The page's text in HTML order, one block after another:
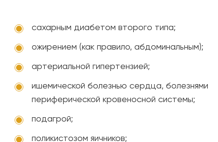
сахарным диабетом второго типа;
ожирением (как правило, абдоминальным);
артериальной гипертензией;
ишемической болезнью сердца, болезнями
периферической кровеносной системы;
подагрой;
поликистозом яичников;